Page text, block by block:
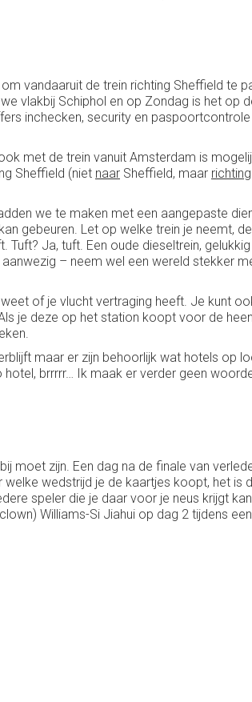
vandaaruit de trein richting Sheffield te
vlakbij Schiphol en op Zondag is het op
inchecken, security en
met de trein vanuit Amsterdam is
Sheffield (niet naar Sheffield, maar richting
we te maken met een aangepaste
gebeuren. Let op welke trein je neemt,
Ja, tuft. Een oude dieseltrein,
– neem wel een wereld stekker
of je vlucht vertraging heeft. Je kunt
je deze op het station koopt voor de
maar er zijn behoorlijk wat hotels op
brrrrr… Ik maak er verder geen
moet zijn. Een dag na de finale van
wedstrijd je de kaartjes koopt, het is
speler die je daar voor je neus krijgt
Williams-Si Jiahui op dag 2 tijdens